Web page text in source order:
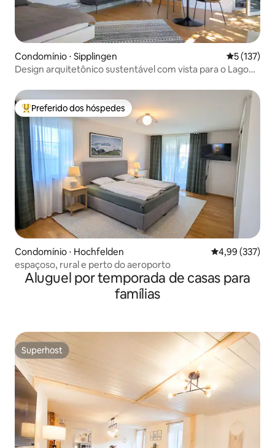
Condomínio ⋅ Sipplingen 5 de uma
5 (137)
Design arquitetônico sustentável com vista para o Lago
Entre os melhores preferidos dos hóspedes
Preferido dos hóspedes
Condomínio ⋅ Hochfelden 4,99 de uma
4,99 (337)
espaçoso, rural e perto do aeroporto
Aluguel por temporada de casas para
famílias
Superhost
Superhost